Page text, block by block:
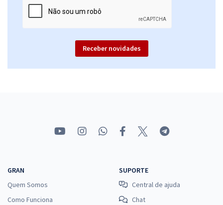
Receber novidades
GRAN
Quem Somos
Como Funciona
SUPORTE
Central de ajuda
Chat